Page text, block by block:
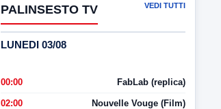
PALINSESTO TV VEDI TUTTI
LUNEDI 03/08
00:00 FabLab (replica)
02:00 Nouvelle Vouge (Film)